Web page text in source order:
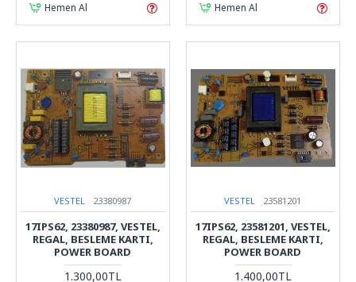
Hemen Al Hemen Al
VESTEL 23380987
17IPS62, 23380987, VESTEL,
REGAL, BESLEME KARTI,
POWER BOARD
1.300,00TL
VESTEL 23581201
17IPS62, 23581201, VESTEL,
REGAL, BESLEME KARTI,
POWER BOARD
1.400,00TL